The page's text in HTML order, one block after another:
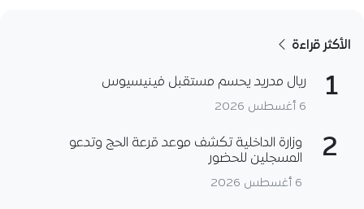
الأكثر قراءة
1 ريال مدريد يحسم مستقبل فينيسيوس
6 أغسطس 2026
2
وزارة الداخلية تكشف موعد قرعة الحج وتدعو
المسجلين للحضور
6 أغسطس 2026